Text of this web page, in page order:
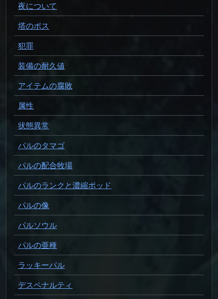
夜について
塔のボス
犯罪
装備の耐久値
アイテムの腐敗
属性
状態異常
パルのタマゴ
パルの配合牧場
パルのランクと濃縮ポッド
パルの像
パルソウル
パルの亜種
ラッキーパル
デスペナルティ